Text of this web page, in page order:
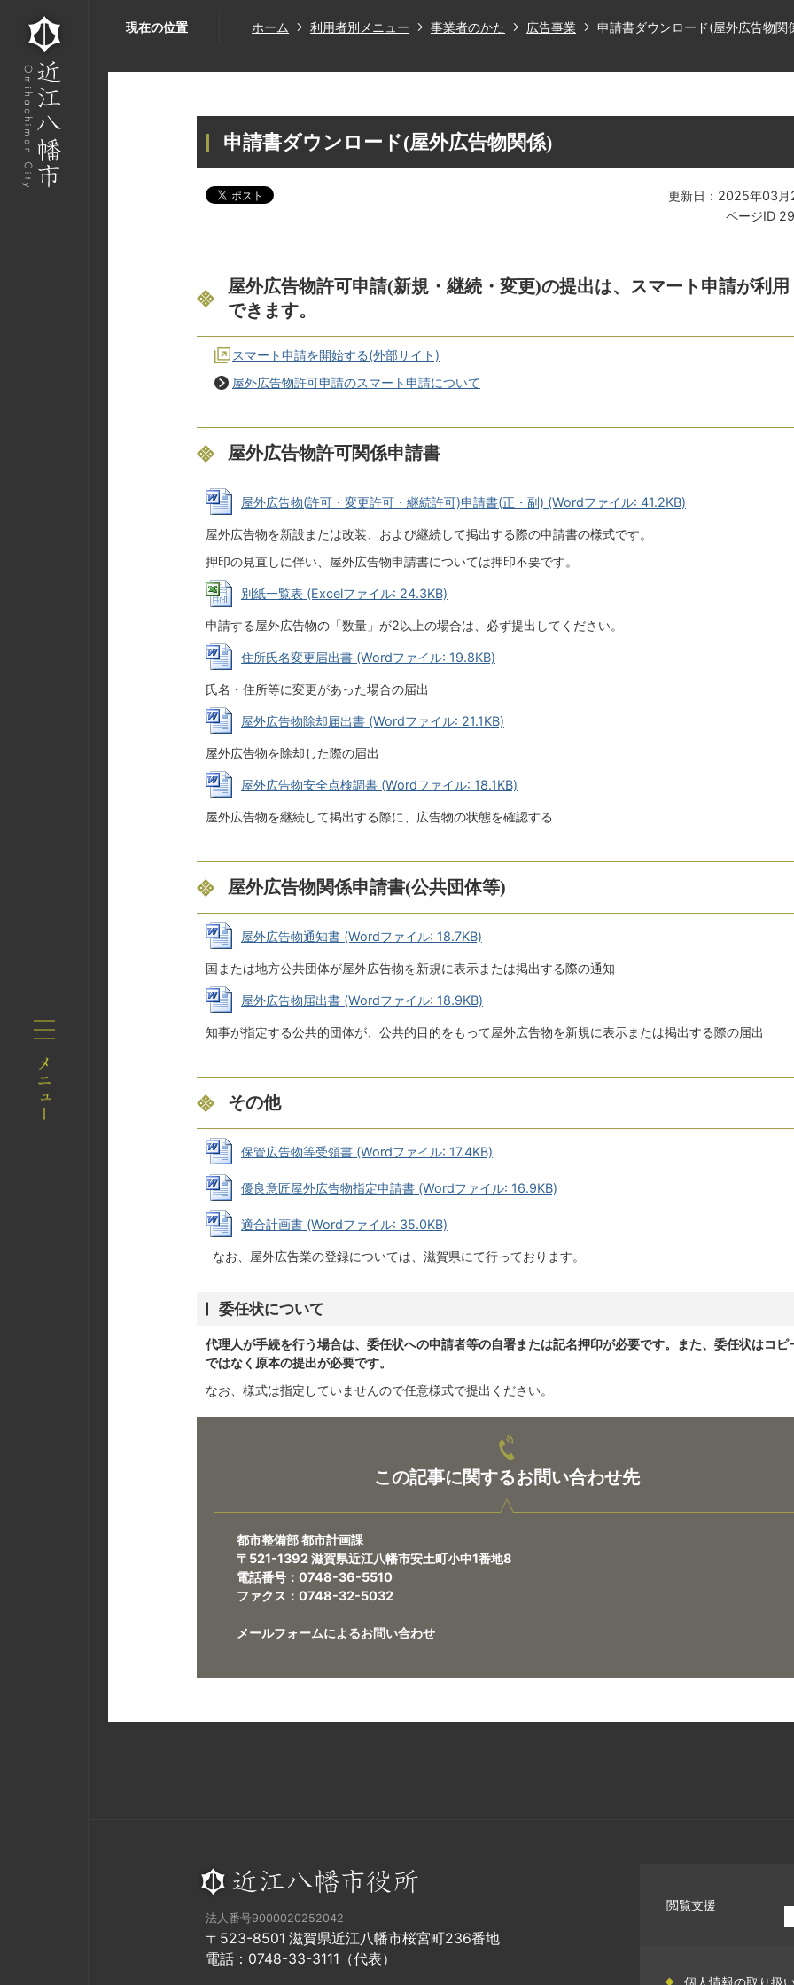
現在の位置 ホーム 利用者別メニュー 事業者のかた 広告事業 申請書ダウンロード(屋外広告物関
申請書ダウンロード(屋外広告物関係)
更新日：2025年03月
ページID
屋外広告物許可申請(新規・継続・変更)の提出は、スマート申請が利用
できます。
スマート申請を開始する(外部サイト)
屋外広告物許可申請のスマート申請について
屋外広告物許可関係申請書
屋外広告物(許可・変更許可・継続許可)申請書(正・副) (Wordファイル: 41.2KB)
屋外広告物を新設または改装、および継続して掲出する際の申請書の様式です。
押印の見直しに伴い、屋外広告物申請書については押印不要です。
別紙一覧表 (Excelファイル: 24.3KB)
申請する屋外広告物の「数量」が2以上の場合は、必ず提出してください。
住所氏名変更届出書 (Wordファイル: 19.8KB)
氏名・住所等に変更があった場合の届出
屋外広告物除却届出書 (Wordファイル: 21.1KB)
屋外広告物を除却した際の届出
屋外広告物安全点検調書 (Wordファイル: 18.1KB)
屋外広告物を継続して掲出する際に、広告物の状態を確認する
屋外広告物関係申請書(公共団体等)
屋外広告物通知書 (Wordファイル: 18.7KB)
国または地方公共団体が屋外広告物を新規に表示または掲出する際の通知
屋外広告物届出書 (Wordファイル: 18.9KB)
知事が指定する公共的団体が、公共的目的をもって屋外広告物を新規に表示または掲出する際の届出
その他
保管広告物等受領書 (Wordファイル: 17.4KB)
優良意匠屋外広告物指定申請書 (Wordファイル: 16.9KB)
適合計画書 (Wordファイル: 35.0KB)
なお、屋外広告業の登録については、滋賀県にて行っております。
委任状について
代理人が手続を行う場合は、委任状への申請者等の自署または記名押印が必要です。また、委任状はコピ
ではなく原本の提出が必要です。
なお、様式は指定していませんので任意様式で提出ください。
この記事に関するお問い合わせ先
都市整備部 都市計画課
〒521-1392 滋賀県近江八幡市安土町小中1番地8
電話番号：0748-36-5510
ファクス：0748-32-5032
メールフォームによるお問い合わせ
法人番号9000020252042
〒523-8501 滋賀県近江八幡市桜宮町236番地
電話：0748-33-3111（代表）
閲覧支援
個人情報の取り扱